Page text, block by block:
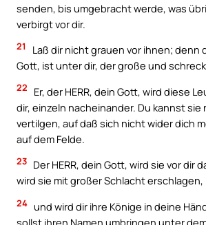
senden, bis umgebracht werde, was
verbirgt vor dir.
21
Laß dir nicht grauen vor ihnen; denn
Gott, ist unter dir, der große und
22
Er, der HERR, dein Gott, wird diese
dir, einzeln nacheinander. Du kannst sie
vertilgen, auf daß sich nicht wider dich
auf dem Felde.
23 Der HERR, dein Gott, wird sie vor dir
wird sie mit großer Schlacht erschlagen,
24 und wird dir ihre Könige in deine
sollst ihren Namen umbringen unter